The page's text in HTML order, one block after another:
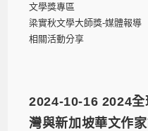
文學獎專區
梁實秋文學大師獎-媒體報導
相關活動分享
2024-10-16 2024
灣與新加坡華文作